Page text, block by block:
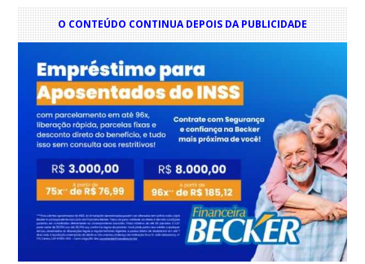
O CONTEÚDO CONTINUA DEPOIS DA PUBLICIDADE